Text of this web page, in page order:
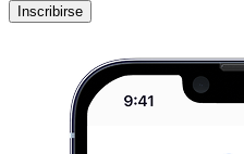
Inscribirse